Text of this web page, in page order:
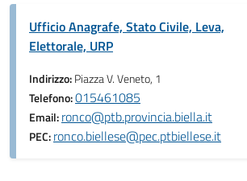
Ufficio Anagrafe, Stato Civile, Leva,
Elettorale, URP
Indirizzo:Piazza V. Veneto, 1
Telefono:015461085
Email:ronco@ptb.provincia.biella.it
PEC:ronco.biellese@pec.ptbiellese.it